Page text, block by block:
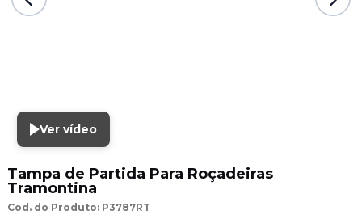
Ver vídeo
Tampa de Partida Para Roçadeiras
Tramontina
Cod. do Produto: P3787RT